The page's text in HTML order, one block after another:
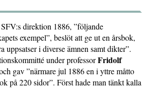
direktion 1886, ”följande
exempel”, beslöt att ge ut en årsbok,
uppsatser i diverse ämnen samt dikter”.
under professorFridolf
gav ”närmare jul 1886 en i yttre måtto
på 220 sidor”. Först hade man tänkt kalla